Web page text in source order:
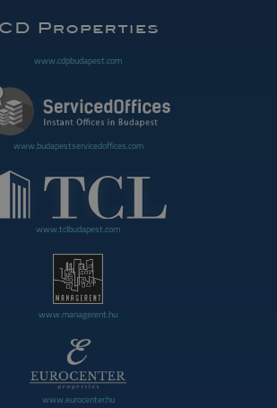
www.cdpbudapest.com
www.budapestservicedoffices.com
www.tclbudapest.com
www.managerent.hu
www.eurocenter.hu